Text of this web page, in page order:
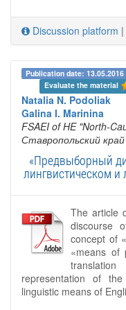
Discussion platform |
Publication date: 13.05.2016
Evaluate the material
Natalia N. Podoliak
Galina I. Marinina
FSAEI of HE "North-
Ставропольский край
«Предвыборный
лингвистическом и
The article
discourse
concept of
«means of
representation of
linguistic means of